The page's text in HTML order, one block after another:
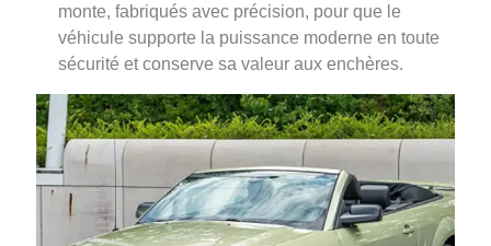
monte, fabriqués avec précision, pour que le
véhicule supporte la puissance moderne en toute
sécurité et conserve sa valeur aux enchères.